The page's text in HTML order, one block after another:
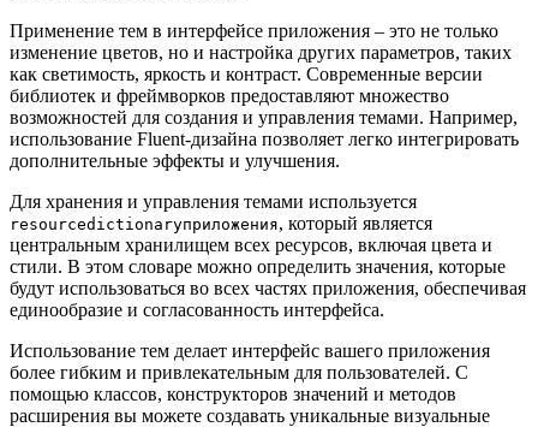
Применение тем в интерфейсе приложения – это не только
изменение цветов, но и настройка других параметров, таких
как светимость, яркость и контраст. Современные версии
библиотек и фреймворков предоставляют множество
возможностей для создания и управления темами. Например,
использование Fluent-дизайна позволяет легко интегрировать
дополнительные эффекты и улучшения.
Для хранения и управления темами используется
resourcedictionaryприложения, который является
центральным хранилищем всех ресурсов, включая цвета и
стили. В этом словаре можно определить значения, которые
будут использоваться во всех частях приложения, обеспечивая
единообразие и согласованность интерфейса.
Использование тем делает интерфейс вашего приложения
более гибким и привлекательным для пользователей. С
помощью классов, конструкторов значений и методов
расширения вы можете создавать уникальные визуальные